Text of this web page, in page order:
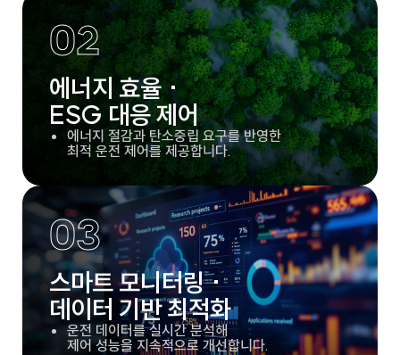
02
에너지 효율 ·
ESG 대응 제어
에너지 절감과 탄소중립 요구를 반영한
최적 운전 제어를 제공합니다.
03
스마트 모니터링 ·
데이터 기반 최적화
운전 데이터를 실시간 분석해
제어 성능을 지속적으로 개선합니다.